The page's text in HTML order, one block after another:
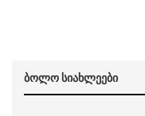
ბოლო სიახლეები